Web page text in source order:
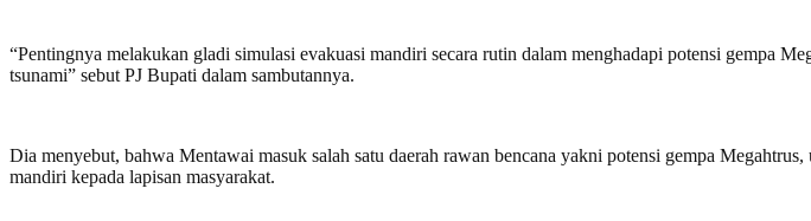
“Pentingnya melakukan gladi simulasi evakuasi mandiri secara rutin dalam menghadapi potensi gempa
tsunami” sebut PJ Bupati dalam sambutannya.
Dia menyebut, bahwa Mentawai masuk salah satu daerah rawan bencana yakni potensi gempa
mandiri kepada lapisan masyarakat.